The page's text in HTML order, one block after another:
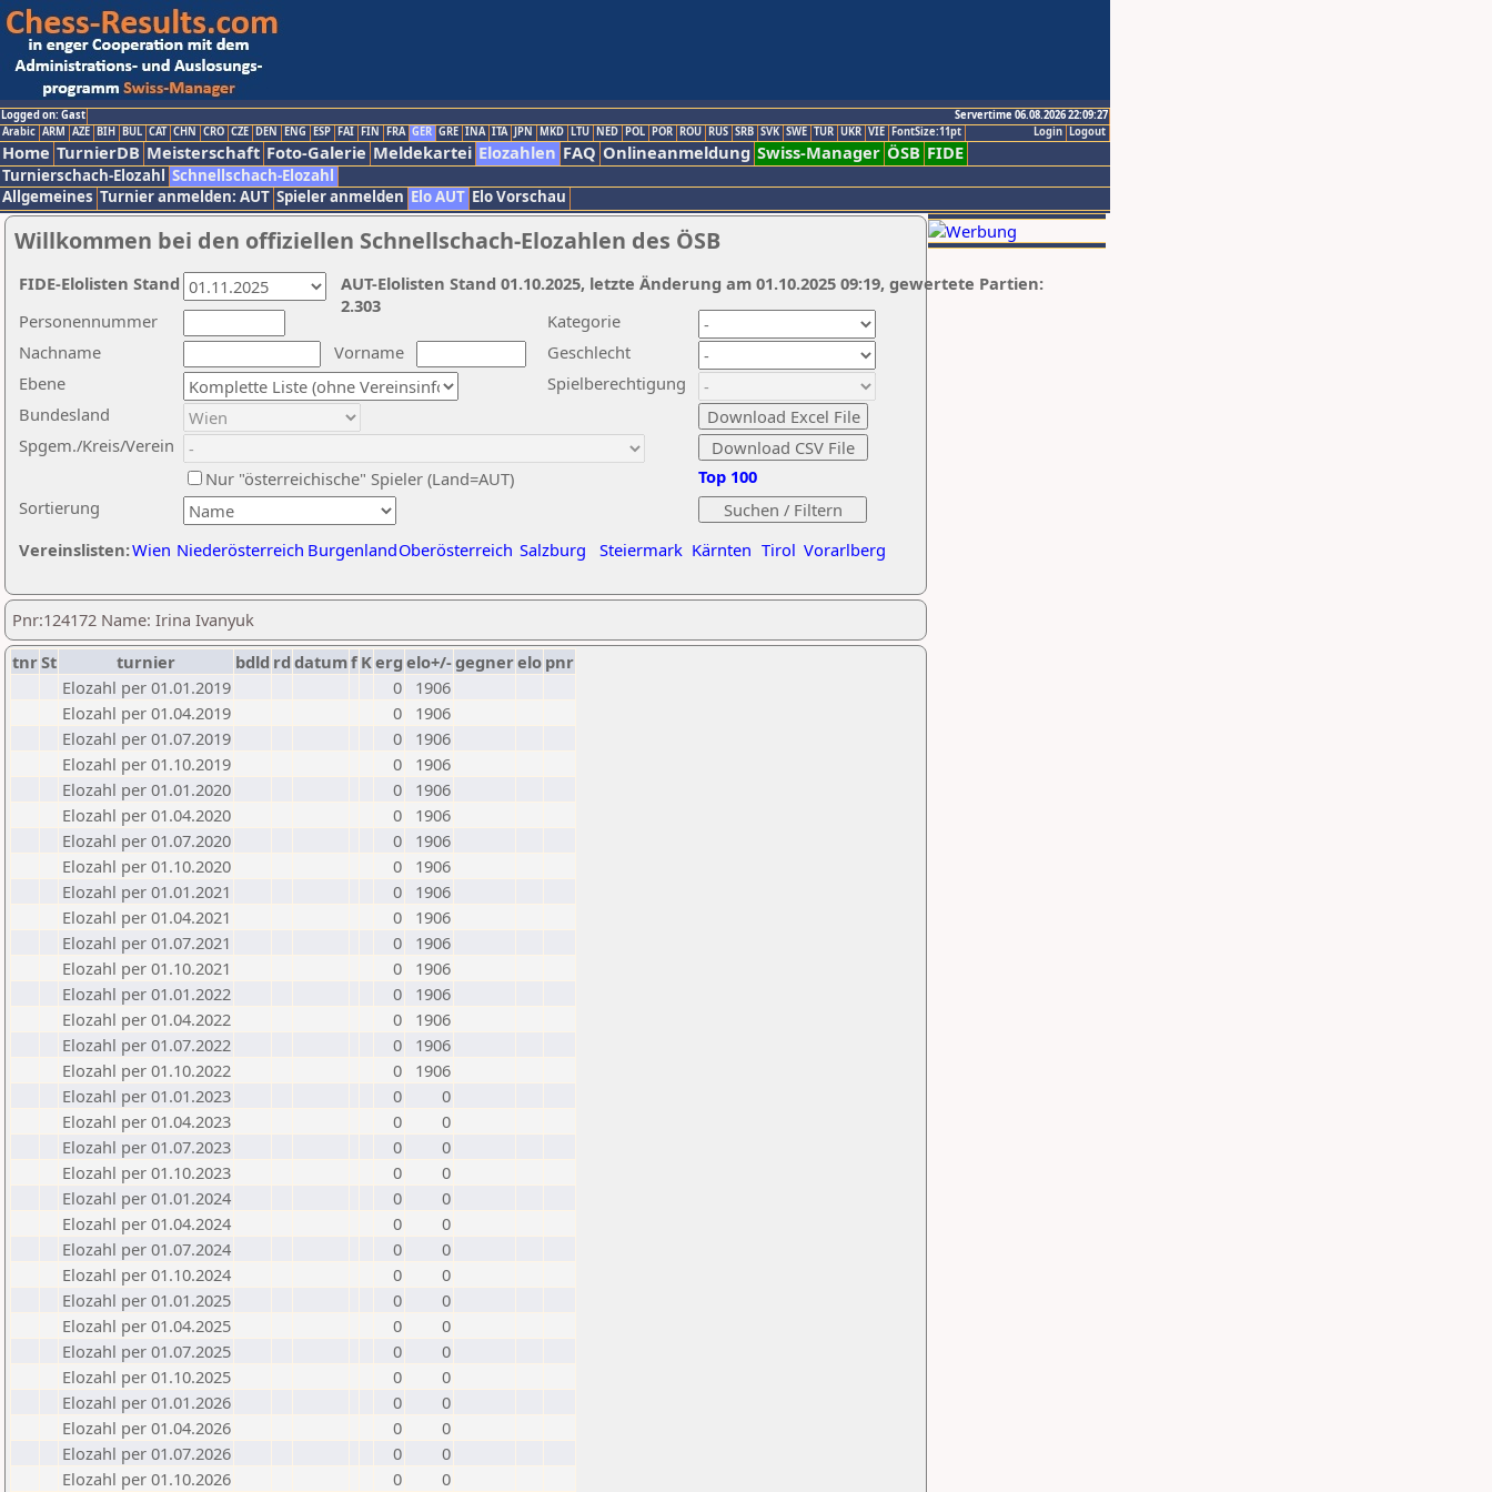
Logged on: Gast
Servertime 06.08.2026 22:09:27
Logout
Login
Arabic ARM AZE BIH BUL CAT CHN CRO CZE DEN ENG ESP FAI FIN FRA GER GRE INA ITA JPN MKD LTU NED POL POR ROU RUS SRB SVK SWE TUR UKR VIE FontSize:11pt
Home TurnierDB Meisterschaft Foto-Galerie Meldekartei Elozahlen FAQ Onlineanmeldung Swiss-Manager ÖSB FIDE
Turnierschach-Elozahl Schnellschach-Elozahl
Allgemeines Turnier anmelden: AUT Spieler anmelden Elo AUT Elo Vorschau
Willkommen bei den offiziellen Schnellschach-Elozahlen des ÖSB
Nachname
Vorname
Ebene
Kategorie
Sortierung
Personennummer
Bundesland
Spgem./Kreis/Verein
Geschlecht
Nur "österreichische" Spieler (Land=AUT)
Spielberechtigung
Vereinslisten:Wien Niederösterreich BurgenlandOberösterreich Salzburg Steiermark Kärnten Tirol Vorarlberg
Top 100
AUT-Elolisten Stand 01.10.2025, letzte Änderung am 01.10.2025 09:19, gewertete Partien:
2.303
FIDE-Elolisten Stand
Pnr:124172 Name: Irina Ivanyuk
tnrSt turnier bdld rd datumf Kerg elo+/-gegnerelo pnr
Elozahl per 01.01.2019
0
1906
Elozahl per 01.04.2019
0
1906
Elozahl per 01.07.2019
0
1906
Elozahl per 01.10.2019
0
1906
Elozahl per 01.01.2020
0
1906
Elozahl per 01.04.2020
0
1906
Elozahl per 01.07.2020
0
1906
Elozahl per 01.10.2020
0
1906
Elozahl per 01.01.2021
0
1906
Elozahl per 01.04.2021
0
1906
Elozahl per 01.07.2021
0
1906
Elozahl per 01.10.2021
0
1906
Elozahl per 01.01.2022
0
1906
Elozahl per 01.04.2022
0
1906
Elozahl per 01.07.2022
0
1906
Elozahl per 01.10.2022
0
1906
Elozahl per 01.01.2023
0
0
Elozahl per 01.04.2023
0
0
Elozahl per 01.07.2023
0
0
Elozahl per 01.10.2023
0
0
Elozahl per 01.01.2024
0
0
Elozahl per 01.04.2024
0
0
Elozahl per 01.07.2024
0
0
Elozahl per 01.10.2024
0
0
Elozahl per 01.01.2025
0
0
Elozahl per 01.04.2025
0
0
Elozahl per 01.07.2025
0
0
Elozahl per 01.10.2025
0
0
Elozahl per 01.01.2026
0
0
Elozahl per 01.04.2026
0
0
Elozahl per 01.07.2026
0
0
Elozahl per 01.10.2026
0 0